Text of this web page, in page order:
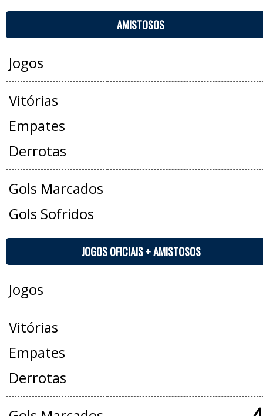
AMISTOSOS
Jogos
Vitórias
Empates
Derrotas
Gols Marcados
Gols Sofridos
JOGOS OFICIAIS + AMISTOSOS
Jogos
Vitórias
Empates
Derrotas